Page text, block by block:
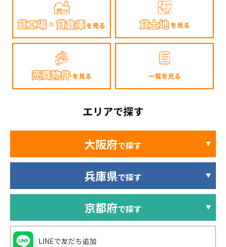
大阪府で探す
兵庫県で探す
京都府で探す
LINEで友だち追加